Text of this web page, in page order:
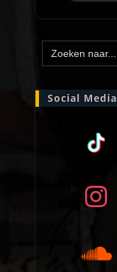
Zoek
naar:
Social Media